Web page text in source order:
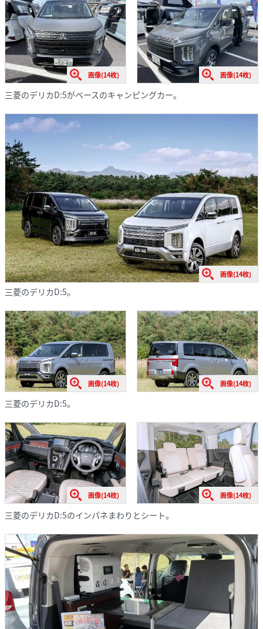
画像(14枚) 画像(14枚)
三菱のデリカD:5がベースのキャンピングカー。
画像(14枚)
三菱のデリカD:5。
画像(14枚) 画像(14枚)
三菱のデリカD:5。
画像(14枚) 画像(14枚)
三菱のデリカD:5のインパネまわりとシート。